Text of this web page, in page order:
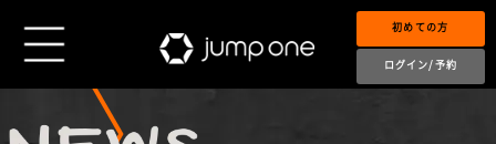
初めての方
ログイン/予約